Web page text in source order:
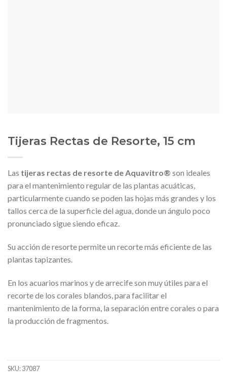
Tijeras Rectas de Resorte, 15 cm
Las tijeras rectas de resorte de Aquavitro® son ideales
para el mantenimiento regular de las plantas acuáticas,
particularmente cuando se poden las hojas más grandes y los
tallos cerca de la superficie del agua, donde un ángulo poco
pronunciado sigue siendo eficaz.
Su acción de resorte permite un recorte más eficiente de las
plantas tapizantes.
En los acuarios marinos y de arrecife son muy útiles para el
recorte de los corales blandos, para facilitar el
mantenimiento de la forma, la separación entre corales o para
la producción de fragmentos.
SKU:37087